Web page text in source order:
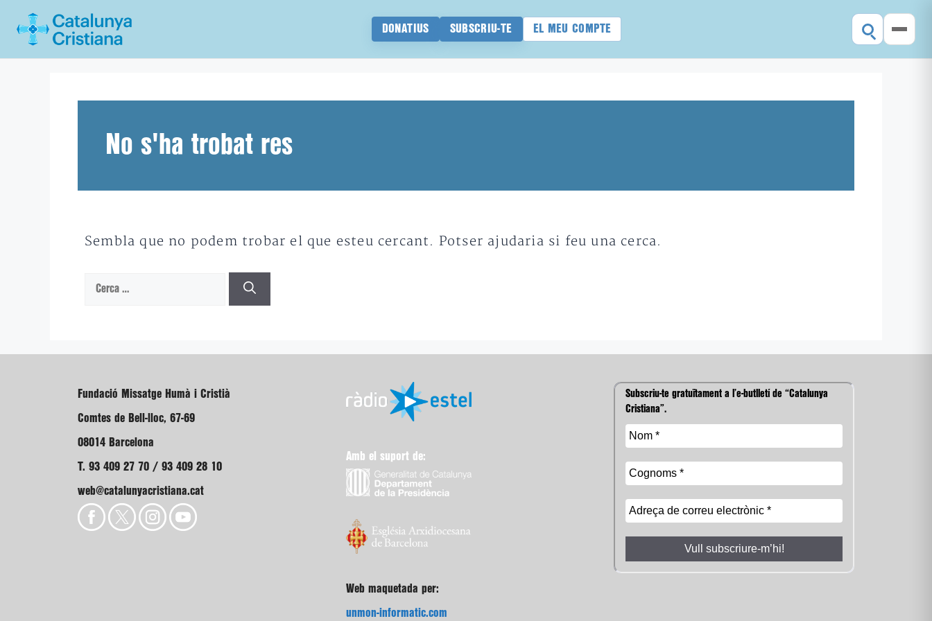
DONATIUS SUBSCRIU-TE EL MEU COMPTE
No s'ha trobat res
Sembla que no podem trobar el que esteu cercant. Potser ajudaria si feu una cerca.
Cerca:
Fundació Missatge Humà i Cristià
Comtes de Bell-lloc, 67-69
08014 Barcelona
T. 93 409 27 70 / 93 409 28 10
web@catalunyacristiana.cat
Amb el suport de:
Web maquetada per:
unmon-informatic.com
Subscriu-te gratuïtament a l’e-butlletí de “Catalunya
Cristiana”.